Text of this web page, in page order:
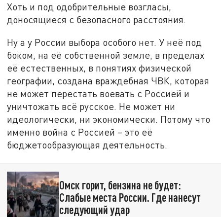
Хоть и под одобрительные возгласы,
доносящиеся с безопасного расстояния.
Ну а у России выбора особого нет. У неё под
боком, на её собственной земле, в пределах
её естественных, в понятиях физической
географии, создана враждебная ЧВК, которая
не может перестать воевать с Россией и
уничтожать всё русское. Не может ни
идеологически, ни экономически. Потому что
именно война с Россией – это её
бюджетообразующая деятельность.
Омск горит, бензина не будет:
Слабые места России. Где нанесут
следующий удар